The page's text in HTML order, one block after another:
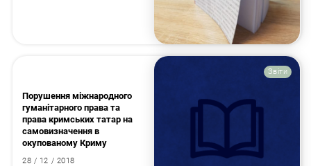
Звіти
Порушення міжнародного
гуманітарного права та
права кримських татар на
самовизначення в
окупованому Криму
28 / 12 / 2018